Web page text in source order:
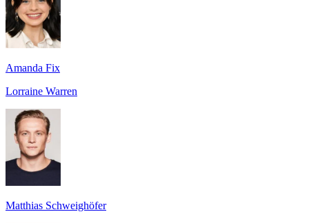
Amanda Fix
Lorraine Warren
Matthias Schweighöfer